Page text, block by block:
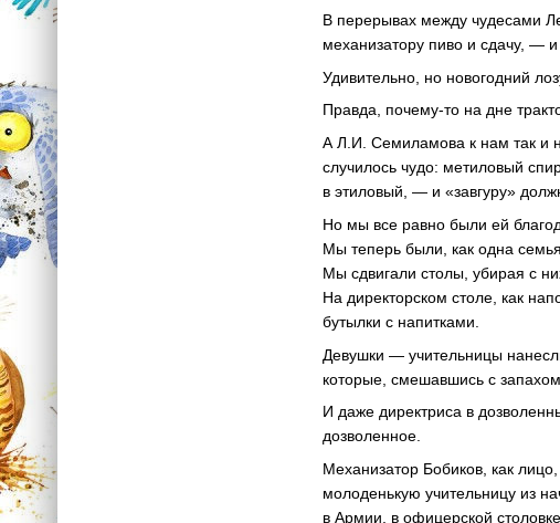
В перерывах между чудесами
механизатору пиво и сдачу, — и
Удивительно, но новогодний
Правда, почему-то на дне
А Л.И. Семиламова к нам так и
случилось чудо: метиловый
в этиловый, — и «завгуру»
Но мы все равно были ей
Мы теперь были, как одна семья.
Мы сдвигали столы, убирая с
На директорском столе, как
бутылки с напитками.
Девушки — учительницы
которые, смешавшись с
И даже директриса в
дозволенное.
Механизатор Бобиков, как
молоденькую учительницу из
в Армии, в офицерской